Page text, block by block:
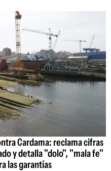
Cardama: reclama cifras
y detalla "dolo", "mala fe"
las garantías